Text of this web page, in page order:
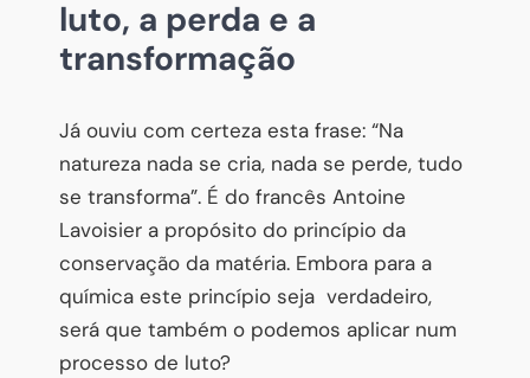
luto, a perda e a
transformação
Já ouviu com certeza esta frase: “Na
natureza nada se cria, nada se perde, tudo
se transforma”. É do francês Antoine
Lavoisier a propósito do princípio da
conservação da matéria. Embora para a
química este princípio seja verdadeiro,
será que também o podemos aplicar num
processo de luto?